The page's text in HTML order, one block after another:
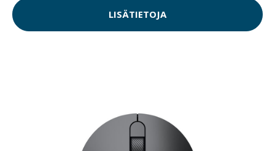
LISÄTIETOJA